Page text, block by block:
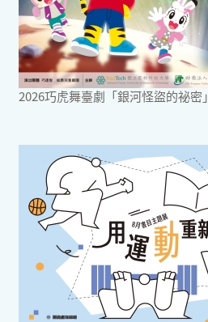
2026巧虎舞臺劇「銀河怪盜的祕密」